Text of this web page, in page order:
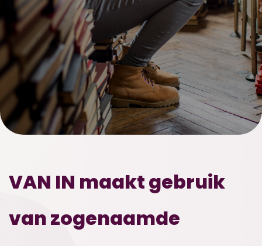
VAN IN maakt gebruik
van zogenaamde